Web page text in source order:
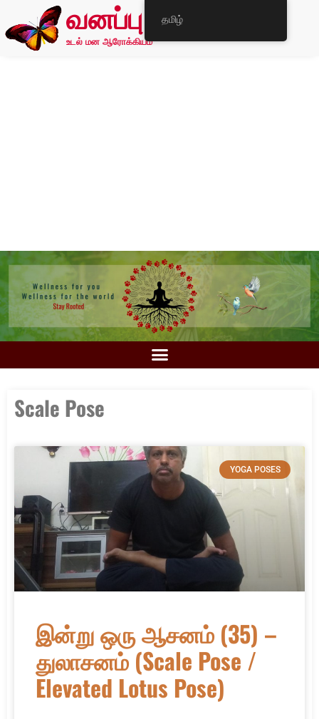
வனப்பு
உடல் மன ஆரோக்கியம்
Scale Pose
YOGA POSES
இன்று ஒரு ஆசனம் (35) –
துலாசனம் (Scale Pose /
Elevated Lotus Pose)
தமிழ்